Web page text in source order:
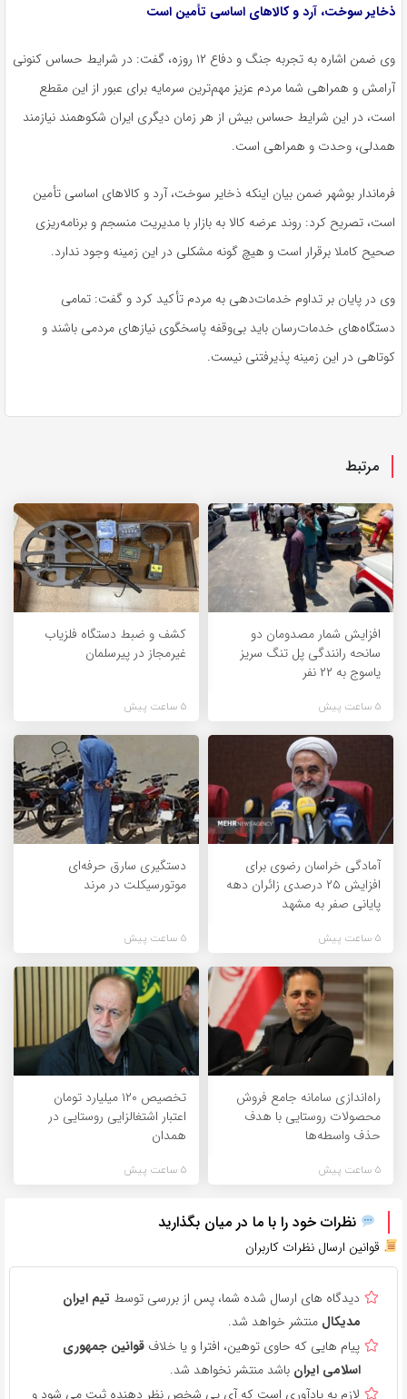
ذخایر سوخت، آرد و کالاهای اساسی تأمین است
وی ضمن اشاره به تجربه‌ جنگ و دفاع ۱۲ روزه، گفت: در شرایط حساس کنونی
آرامش و همراهی شما مردم عزیز مهم‌ترین سرمایه برای عبور از این مقطع
است، در این شرایط حساس بیش از هر زمان دیگری ایران شکوهمند نیازمند
همدلی، وحدت و همراهی است.
فرماندار بوشهر ضمن بیان اینکه ذخایر سوخت، آرد و کالاهای اساسی تأمین
است، تصریح کرد: روند عرضه کالا به بازار با مدیریت منسجم و برنامه‌ریزی
صحیح کاملا برقرار است و هیچ گونه مشکلی در این زمینه وجود ندارد.
وی در پایان بر تداوم خدمات‌دهی به مردم تأکید کرد و گفت: تمامی
دستگاه‌های خدمات‌رسان باید بی‌وقفه پاسخگوی نیازهای مردمی باشند و
کوتاهی در این زمینه پذیرفتنی نیست.
مرتبط
افزایش شمار مصدومان دو
سانحه رانندگی پل تنگ سریز
یاسوج به ۲۲ نفر
5 ساعت پیش
کشف و ضبط دستگاه فلزیاب
غیرمجاز در پیرسلمان
5 ساعت پیش
آمادگی خراسان رضوی برای
افزایش ۲۵ درصدی زائران دهه
پایانی صفر به مشهد
5 ساعت پیش
دستگیری سارق حرفه‌ای
موتورسیکلت در مرند
5 ساعت پیش
راه‌اندازی سامانه جامع فروش
محصولات روستایی با هدف
حذف واسطه‌ها
5 ساعت پیش
تخصیص ۱۲۰ میلیارد تومان
اعتبار اشتغالزایی روستایی در
همدان
5 ساعت پیش
نظرات خود را با ما در میان بگذارید
قوانین ارسال نظرات کاربران
دیدگاه های ارسال شده شما، پس از بررسی توسط تیم ایران
مدیکال منتشر خواهد شد.
پیام هایی که حاوی توهین، افترا و یا خلاف قوانین جمهوری
اسلامی ایران باشد منتشر نخواهد شد.
لازم به یادآوری است که آی پی شخص نظر دهنده ثبت می شود و